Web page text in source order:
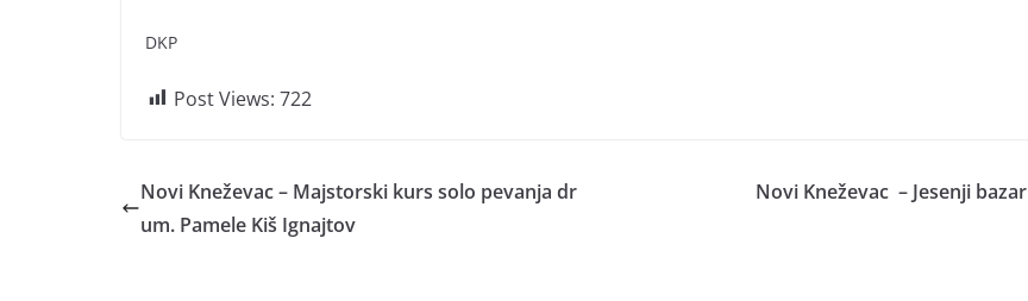
DKP
Post Views: 722
Novi Kneževac – Majstorski kurs solo pevanja dr
um. Pamele Kiš Ignajtov
Novi Kneževac – Jesenji bazar